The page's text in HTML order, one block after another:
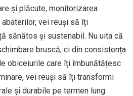
și plăcute, monitorizarea
vei reuși să îți
sănătos și sustenabil. Nu uita că
bruscă, ci din consistența
obiceiurile care îți îmbunătățesc
vei reuși să îți transformi
și durabile pe termen lung.